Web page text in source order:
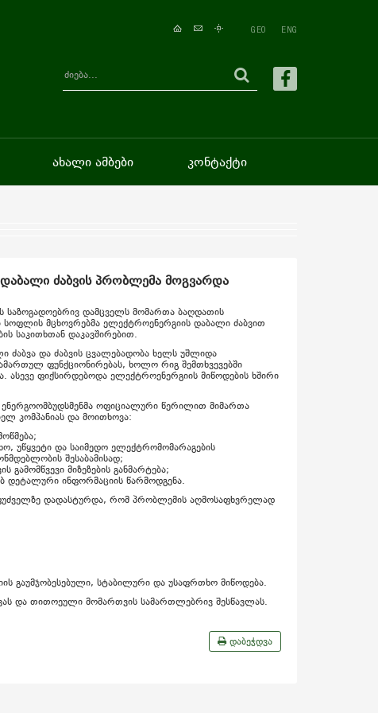
GEO ENG
ახალი ამბები კონტაქტი
ძაბვის პრობლემა მოგვარდა
საზოგადოებრივ დამცველს მომართა ბაღდათის
მცხოვრებმა ელექტროენერგიის დაბალი ძაბვით
საკითხთან დაკავშირებით.
ძაბვა და ძაბვის ცვალებადობა ხელს უშლიდა
ფუნქციონირებას, ხოლო რიგ შემთხვევებში
ასევე ფიქსირდებოდა ელექტროენერგიის მიწოდების ხშირი
ენერგოომბუდსმენმა ოფიციალური წერილით მიმართა
კომპანიას და მოითხოვა:
უწყვეტი და საიმედო ელექტრომომარაგების
შესაბამისად;
გამომწვევი მიზეზების განმარტება;
დეტალური ინფორმაციის წარმოდგენა.
დადასტურდა, რომ პრობლემის აღმოსაფხვრელად
გაუმჯობესებული, სტაბილური და უსაფრთხო მიწოდება.
და თითოეული მომართვის სამართლებრივ შესწავლას.
დაბეჭდვა